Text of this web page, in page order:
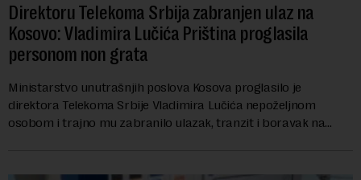
Direktoru Telekoma Srbija zabranjen ulaz na
Kosovo: Vladimira Lučića Priština proglasila
personom non grata
Ministarstvo unutrašnjih poslova Kosova proglasilo je
direktora Telekoma Srbije Vladimira Lučića nepoželjnom
osobom i trajno mu zabranilo ulazak, tranzit i boravak na